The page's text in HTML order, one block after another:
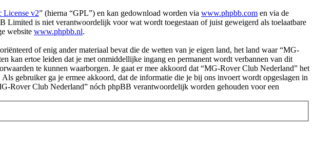
License v2” (hierna “GPL”) en kan gedownload worden via www.phpbb.com en via de
Limited is niet verantwoordelijk voor wat wordt toegestaan of juist geweigerd als toelaatbare
website www.phpbb.nl.
of enig ander materiaal bevat die de wetten van je eigen land, het land waar “MG-
kan ertoe leiden dat je met onmiddellijke ingang en permanent wordt verbannen van dit
te kunnen waarborgen. Je gaat er mee akkoord dat “MG-Rover Club Nederland” het
gebruiker ga je ermee akkoord, dat de informatie die je bij ons invoert wordt opgeslagen in
Rover Club Nederland” nóch phpBB verantwoordelijk worden gehouden voor een